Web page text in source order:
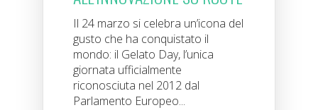
Il 24 marzo si celebra un’icona del
gusto che ha conquistato il
mondo: il Gelato Day, l’unica
giornata ufficialmente
riconosciuta nel 2012 dal
Parlamento Europeo...